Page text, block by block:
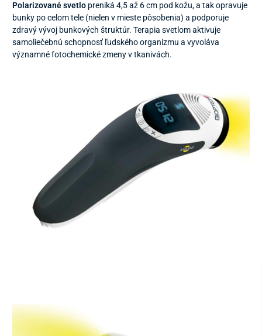
Polarizované svetlo preniká 4,5 až 6 cm pod kožu, a tak opravuje
bunky po celom tele (nielen v mieste pôsobenia) a podporuje
zdravý vývoj bunkových štruktúr. Terapia svetlom aktivuje
samoliečebnú schopnosť ľudského organizmu a vyvoláva
významné fotochemické zmeny v tkanivách.